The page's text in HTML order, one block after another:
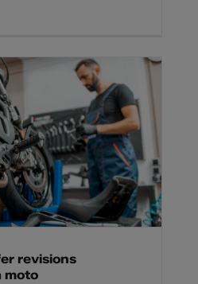
revisions
moto